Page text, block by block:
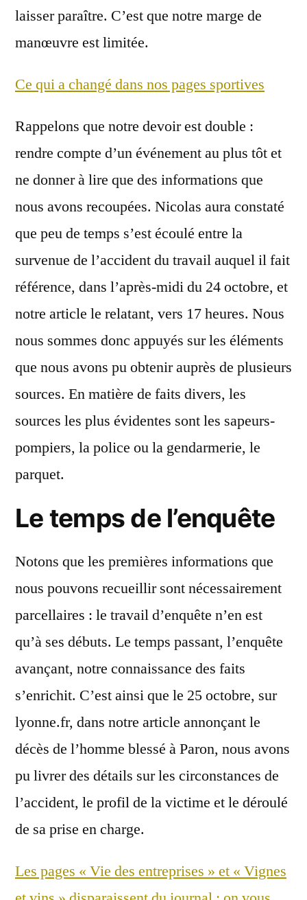
laisser paraître. C’est que notre marge de
manœuvre est limitée.
Ce qui a changé dans nos pages sportives
Rappelons que notre devoir est double :
rendre compte d’un événement au plus tôt et
ne donner à lire que des informations que
nous avons recoupées. Nicolas aura constaté
que peu de temps s’est écoulé entre la
survenue de l’accident du travail auquel il fait
référence, dans l’après-midi du 24 octobre, et
notre article le relatant, vers 17 heures. Nous
nous sommes donc appuyés sur les éléments
que nous avons pu obtenir auprès de plusieurs
sources. En matière de faits divers, les
sources les plus évidentes sont les sapeurs-
pompiers, la police ou la gendarmerie, le
parquet.
Le temps de l’enquête
Notons que les premières informations que
nous pouvons recueillir sont nécessairement
parcellaires : le travail d’enquête n’en est
qu’à ses débuts. Le temps passant, l’enquête
avançant, notre connaissance des faits
s’enrichit. C’est ainsi que le 25 octobre, sur
lyonne.fr, dans notre article annonçant le
décès de l’homme blessé à Paron, nous avons
pu livrer des détails sur les circonstances de
l’accident, le profil de la victime et le déroulé
de sa prise en charge.
Les pages « Vie des entreprises » et « Vignes